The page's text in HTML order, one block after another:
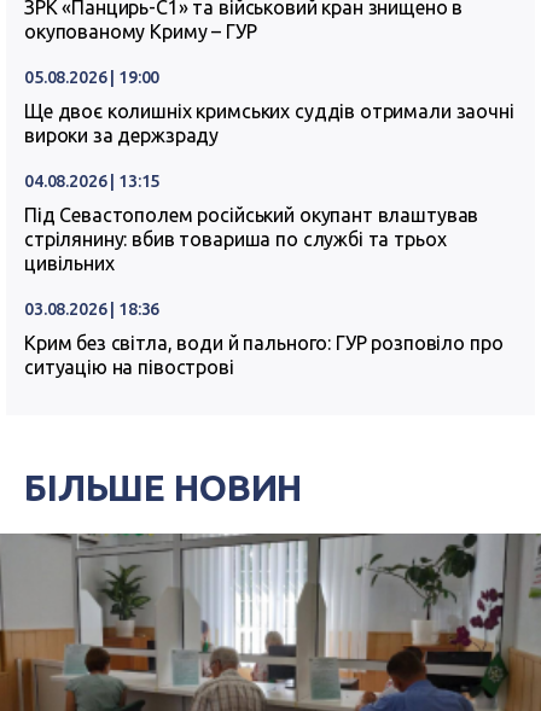
ЗРК «Панцирь-С1» та військовий кран знищено в
окупованому Криму – ГУР
05.08.2026 | 19:00
Ще двоє колишніх кримських суддів отримали заочні
вироки за держзраду
04.08.2026 | 13:15
Під Севастополем російський окупант влаштував
стрілянину: вбив товариша по службі та трьох
цивільних
03.08.2026 | 18:36
Крим без світла, води й пального: ГУР розповіло про
ситуацію на півострові
БІЛЬШЕ НОВИН